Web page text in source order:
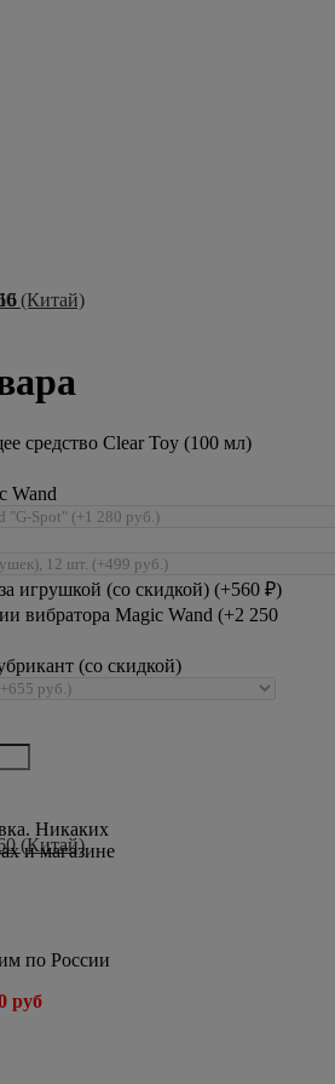
средство Clear Toy (100 мл)
Wand
игрушкой (со скидкой) (+560 ₽)
вибратора Magic Wand (+2 250
(со скидкой)
Никаких
и магазине
по России
руб